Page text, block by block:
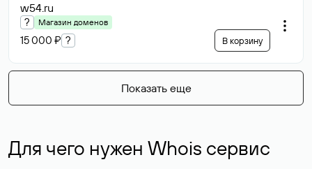
w54.ru
? Магазин доменов
15 000 ₽ ? В корзину
Показать еще
Для чего нужен Whois сервис